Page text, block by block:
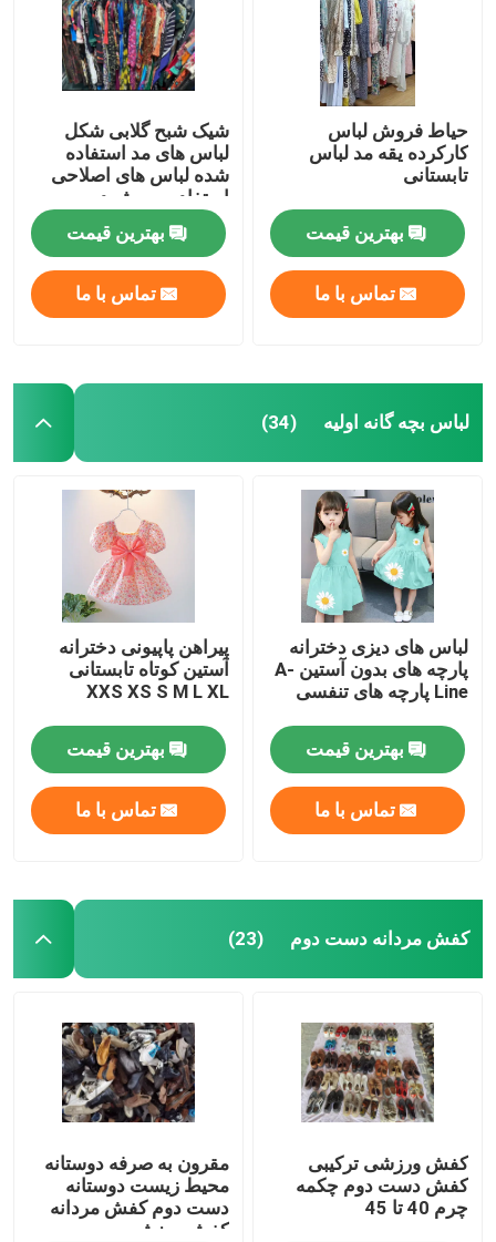
حیاط فروش لباس
کارکرده یقه مد لباس
تابستانی
بهترین قیمت
تماس با ما
شیک شبح گلابی شکل
لباس های مد استفاده
شده لباس های اصلاحی
استفاده می شود
بهترین قیمت
تماس با ما
لباس بچه گانه اولیه (34)
لباس های دیزی دخترانه
پارچه های بدون آستین A-
Line پارچه های تنفسی
بهترین قیمت
تماس با ما
پیراهن پاپیونی دخترانه
آستین کوتاه تابستانی
XXS XS S M L XL
بهترین قیمت
تماس با ما
کفش مردانه دست دوم (23)
کفش ورزشی ترکیبی
کفش دست دوم چکمه
چرم 40 تا 45
مقرون به صرفه دوستانه
محیط زیست دوستانه
دست دوم کفش مردانه
کفش ورزشی